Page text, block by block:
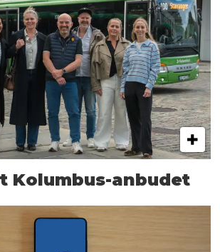
Kolumbus-anbudet